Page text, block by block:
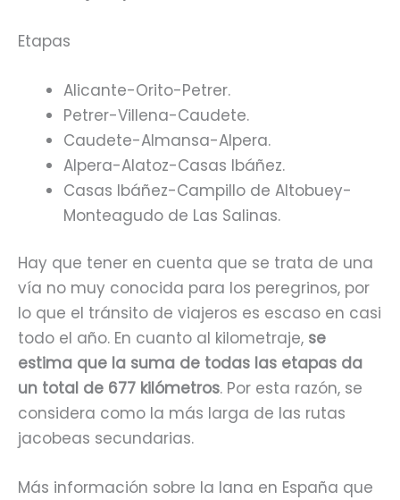
Etapas
Alicante-Orito-Petrer.
Petrer-Villena-Caudete.
Caudete-Almansa-Alpera.
Alpera-Alatoz-Casas Ibáñez.
Casas Ibáñez-Campillo de Altobuey-
Monteagudo de Las Salinas.
Hay que tener en cuenta que se trata de una
vía no muy conocida para los peregrinos, por
lo que el tránsito de viajeros es escaso en casi
todo el año. En cuanto al kilometraje, se
estima que la suma de todas las etapas da
un total de 677 kilómetros. Por esta razón, se
considera como la más larga de las rutas
jacobeas secundarias.
Más información sobre la lana en España que